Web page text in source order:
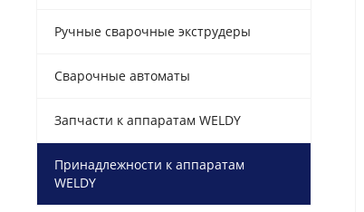
Ручные сварочные экструдеры
Сварочные автоматы
Запчасти к аппаратам WELDY
Принадлежности к аппаратам
WELDY